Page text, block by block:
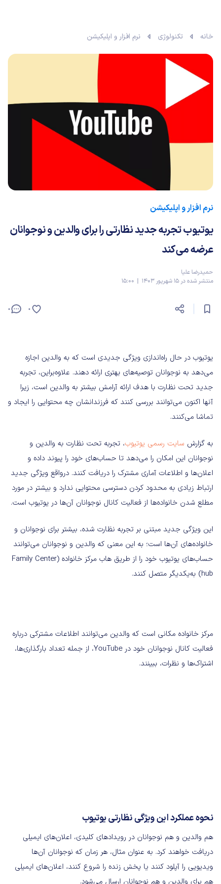
خانه تکنولوژی نرم افزار و اپلیکیشن
نرم افزار و اپلیکیشن
یوتیوب تجربه جدید نظارتی را برای والدین و نوجوانان
عرضه می‌کند
حمیدرضا علیا
منتشر شده در 15 شهریور 1403 | 15:00
0 0
یوتیوب در حال راه‌اندازی ویژگی جدیدی است که به والدین اجازه
می‌دهد به نوجوانان توصیه‌های بهتری ارائه دهند. علاوه‌براین، تجربه
جدید تحت نظارت با هدف ارائه آرامش بیشتر به والدین است، زیرا
آنها اکنون می‌توانند بررسی کنند که فرزندانشان چه محتوایی را ایجاد و
تماشا می‌کنند.
به گزارش سایت رسمی یوتیوب، تجربه تحت نظارت به والدین و
نوجوانان این امکان را می‌دهد تا حساب‌های خود را پیوند داده و
اعلان‌ها و اطلاعات آماری مشترک را دریافت کنند. درواقع ویژگی جدید
ارتباط زیادی به محدود کردن دسترسی محتوایی ندارد و بیشتر در مورد
مطلع شدن خانواده‌ها از فعالیت کانال نوجوانان آن‌ها در یوتیوب است.
این ویژگی جدید مبتنی بر تجربه نظارت شده، بیشتر برای نوجوانان و
خانواده‌های آن‌ها است؛ به این معنی که والدین و نوجوانان می‌توانند
حساب‌های یوتیوب خود را از طریق هاب مرکز خانواده (Family Center
hub) به‌یکدیگر متصل کنند.
مرکز خانواده مکانی است که والدین می‌توانند اطلاعات مشترکی درباره
فعالیت کانال نوجوانان خود در YouTube، از جمله تعداد بارگذاری‌ها،
اشتراک‌ها و نظرات، ببینند.
نحوه عملکرد این ویژگی نظارتی یوتیوب
هم والدین و هم نوجوانان در رویدادهای کلیدی، اعلان‌های ایمیلی
دریافت خواهند کرد. به عنوان مثال، هر زمان که نوجوانان آن‌ها
ویدیویی را آپلود کنند یا پخش زنده را شروع کنند، اعلان‌های ایمیلی